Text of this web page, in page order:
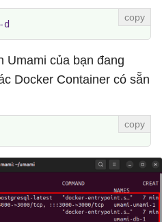
d
Umami của bạn đang
Docker Container có sẵn